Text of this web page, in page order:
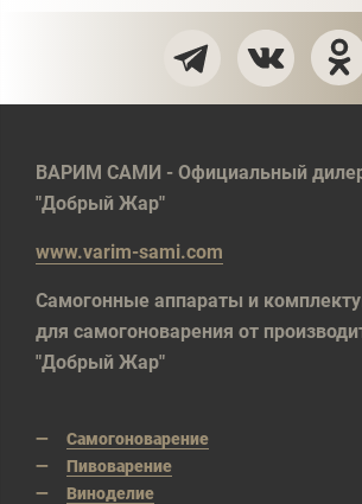
ВАРИМ САМИ - Официальный
"Добрый Жар"
www.varim-sami.com
Самогонные аппараты и
для самогоноварения от
"Добрый Жар"
Самогоноварение
Пивоварение
Виноделие